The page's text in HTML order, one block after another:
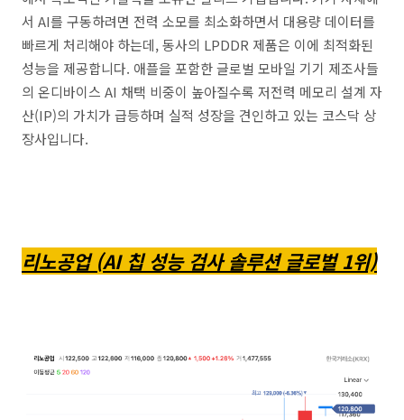
서 AI를 구동하려면 전력 소모를 최소화하면서 대용량 데이터를
빠르게 처리해야 하는데, 동사의 LPDDR 제품은 이에 최적화된
성능을 제공합니다. 애플을 포함한 글로벌 모바일 기기 제조사들
의 온디바이스 AI 채택 비중이 높아질수록 저전력 메모리 설계 자
산(IP)의 가치가 급등하며 실적 성장을 견인하고 있는 코스닥 상
장사입니다.
리노공업 (AI 칩 성능 검사 솔루션 글로벌 1위)